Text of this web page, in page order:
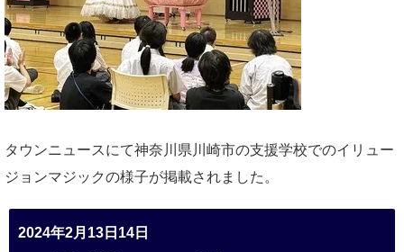
タウンニュースにて神奈川県川崎市の支援学校でのイリュー
ジョンマジックの様子が掲載されました。
2024年2月13日14日